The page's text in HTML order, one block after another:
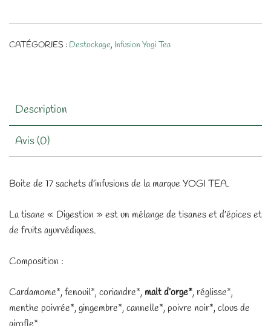
CATÉGORIES : Destockage, Infusion Yogi Tea
Description
Avis (0)
Boite de 17 sachets d’infusions de la marque YOGI TEA.
La tisane « Digestion » est un mélange de tisanes et d’épices et
de fruits ayurvédiques.
Composition :
Cardamome*, fenouil*, coriandre*, malt d’orge*, réglisse*,
menthe poivrée*, gingembre*, cannelle*, poivre noir*, clous de